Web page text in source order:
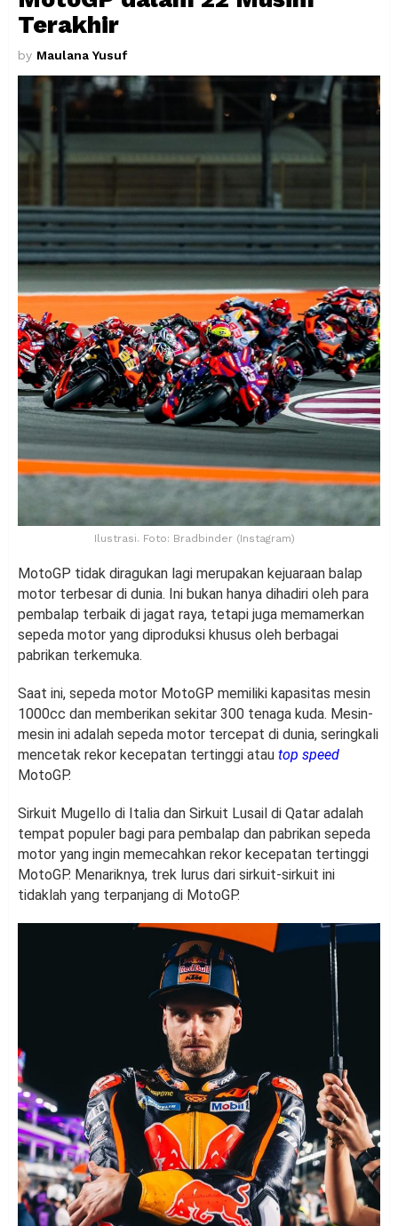
Terakhir
by Maulana Yusuf
Ilustrasi. Foto: Bradbinder (Instagram)
MotoGP tidak diragukan lagi merupakan kejuaraan balap
motor terbesar di dunia. Ini bukan hanya dihadiri oleh para
pembalap terbaik di jagat raya, tetapi juga memamerkan
sepeda motor yang diproduksi khusus oleh berbagai
pabrikan terkemuka.
Saat ini, sepeda motor MotoGP memiliki kapasitas mesin
1000cc dan memberikan sekitar 300 tenaga kuda. Mesin-
mesin ini adalah sepeda motor tercepat di dunia, seringkali
mencetak rekor kecepatan tertinggi atau top speed
MotoGP.
Sirkuit Mugello di Italia dan Sirkuit Lusail di Qatar adalah
tempat populer bagi para pembalap dan pabrikan sepeda
motor yang ingin memecahkan rekor kecepatan tertinggi
MotoGP. Menariknya, trek lurus dari sirkuit-sirkuit ini
tidaklah yang terpanjang di MotoGP.